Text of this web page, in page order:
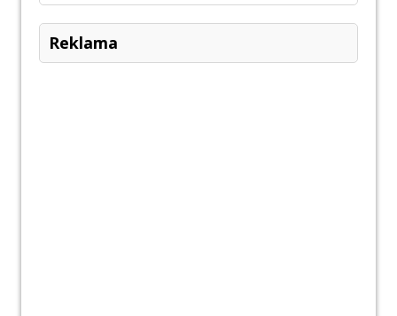
Reklama